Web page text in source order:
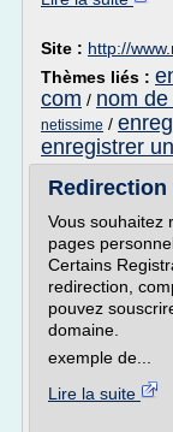
Site : http://
Thèmes liés :
com / nom
netissime /
enregistrer
Redirection
Vous souhaitez
pages
Certains
redirection,
pouvez
domaine.
exemple de...
Lire la suite